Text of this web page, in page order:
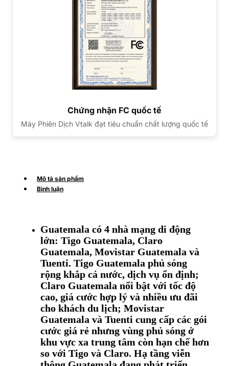
Chứng nhận FC quốc tế
Máy Phiên Dịch Vtalk đạt tiêu chuẩn chất lượng quốc tế
Mô tả sản phẩm
Bình luận
Guatemala có 4 nhà mạng di động
lớn: Tigo Guatemala, Claro
Guatemala, Movistar Guatemala và
Tuenti. Tigo Guatemala phủ sóng
rộng khắp cả nước, dịch vụ ổn định;
Claro Guatemala nổi bật với tốc độ
cao, giá cước hợp lý và nhiều ưu đãi
cho khách du lịch; Movistar
Guatemala và Tuenti cung cấp các gói
cước giá rẻ nhưng vùng phủ sóng ở
khu vực xa trung tâm còn hạn chế hơn
so với Tigo và Claro. Hạ tầng viễn